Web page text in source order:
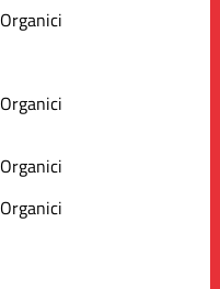
Organici
Organici
Organici
Organici